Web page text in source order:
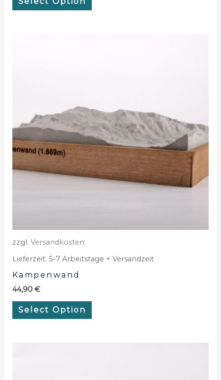
zzgl. Versandkosten
Lieferzeit: 5-7 Arbeitstage + Versandzeit
Kampenwand
44,90 €
Select Option